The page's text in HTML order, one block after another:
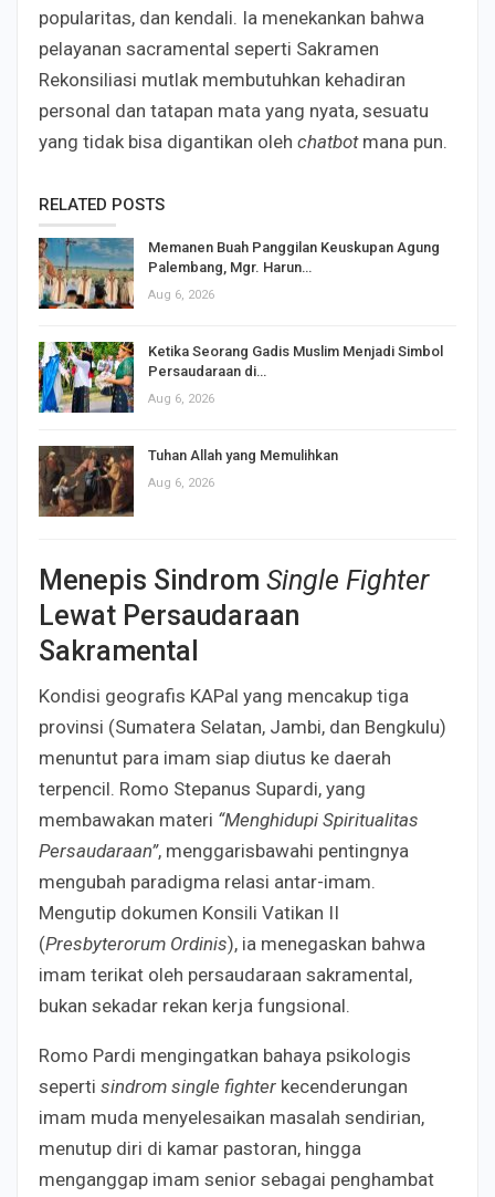
popularitas, dan kendali. Ia menekankan bahwa
pelayanan sacramental seperti Sakramen
Rekonsiliasi mutlak membutuhkan kehadiran
personal dan tatapan mata yang nyata, sesuatu
yang tidak bisa digantikan oleh chatbotmana pun.
RELATED POSTS
Memanen Buah Panggilan Keuskupan Agung
Palembang, Mgr. Harun…
Aug 6, 2026
Ketika Seorang Gadis Muslim Menjadi Simbol
Persaudaraan di…
Aug 6, 2026
Tuhan Allah yang Memulihkan
Aug 6, 2026
Menepis Sindrom Single Fighter
Lewat Persaudaraan
Sakramental
Kondisi geografis KAPal yang mencakup tiga
provinsi (Sumatera Selatan, Jambi, dan Bengkulu)
menuntut para imam siap diutus ke daerah
terpencil. Romo Stepanus Supardi, yang
membawakan materi “Menghidupi Spiritualitas
Persaudaraan”, menggarisbawahi pentingnya
mengubah paradigma relasi antar-imam.
Mengutip dokumen Konsili Vatikan II
(Presbyterorum Ordinis), ia menegaskan bahwa
imam terikat oleh persaudaraan sakramental,
bukan sekadar rekan kerja fungsional.
Romo Pardi mengingatkan bahaya psikologis
seperti sindrom single fighter kecenderungan
imam muda menyelesaikan masalah sendirian,
menutup diri di kamar pastoran, hingga
menganggap imam senior sebagai penghambat